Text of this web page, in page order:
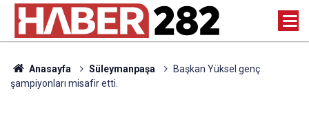
Anasayfa Süleymanpaşa
Başkan Yüksel genç
şampiyonları misafir etti.